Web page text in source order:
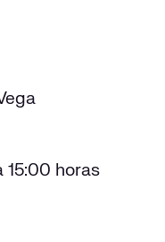
15:00 horas